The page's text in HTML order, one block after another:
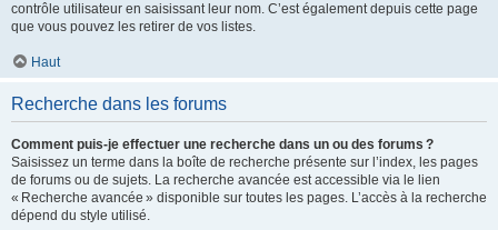
contrôle utilisateur en saisissant leur nom. C’est également depuis cette page
que vous pouvez les retirer de vos listes.
Haut
Recherche dans les forums
Comment puis-je effectuer une recherche dans un ou des forums ?
Saisissez un terme dans la boîte de recherche présente sur l’index, les pages
de forums ou de sujets. La recherche avancée est accessible via le lien
« Recherche avancée » disponible sur toutes les pages. L’accès à la recherche
dépend du style utilisé.